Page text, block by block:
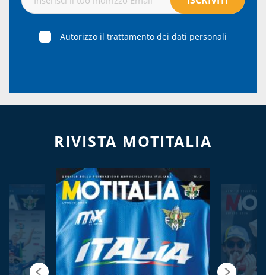
Autorizzo il trattamento dei dati personali
RIVISTA MOTITALIA